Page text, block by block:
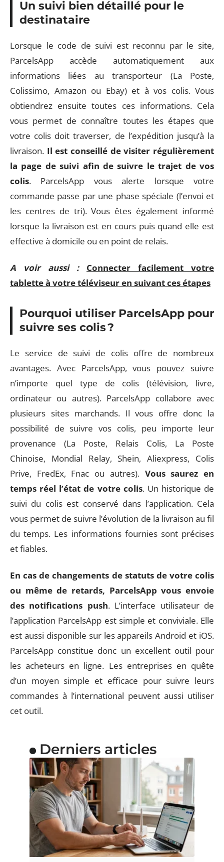
Un suivi bien détaillé pour le
destinataire
Lorsque le code de suivi est reconnu par le site,
ParcelsApp accède automatiquement aux
informations liées au transporteur (La Poste,
Colissimo, Amazon ou Ebay) et à vos colis. Vous
obtiendrez ensuite toutes ces informations. Cela
vous permet de connaître toutes les étapes que
votre colis doit traverser, de l’expédition jusqu’à la
livraison. Il est conseillé de visiter régulièrement
la page de suivi afin de suivre le trajet de vos
colis. ParcelsApp vous alerte lorsque votre
commande passe par une phase spéciale (l’envoi et
les centres de tri). Vous êtes également informé
lorsque la livraison est en cours puis quand elle est
effective à domicile ou en point de relais.
A voir aussi :
Connecter facilement votre
tablette à votre téléviseur en suivant ces étapes
Pourquoi utiliser ParcelsApp pour
suivre ses colis ?
Le service de suivi de colis offre de nombreux
avantages. Avec ParcelsApp, vous pouvez suivre
n’importe quel type de colis (télévision, livre,
ordinateur ou autres). ParcelsApp collabore avec
plusieurs sites marchands. Il vous offre donc la
possibilité de suivre vos colis, peu importe leur
provenance (La Poste, Relais Colis, La Poste
Chinoise, Mondial Relay, Shein, Aliexpress, Colis
Prive, FredEx, Fnac ou autres). Vous saurez en
temps réel l’état de votre colis. Un historique de
suivi du colis est conservé dans l’application. Cela
vous permet de suivre l’évolution de la livraison au fil
du temps. Les informations fournies sont précises
et fiables.
En cas de changements de statuts de votre colis
ou même de retards, ParcelsApp vous envoie
des notifications push. L’interface utilisateur de
l’application ParcelsApp est simple et conviviale. Elle
est aussi disponible sur les appareils Android et iOS.
ParcelsApp constitue donc un excellent outil pour
les acheteurs en ligne. Les entreprises en quête
d’un moyen simple et efficace pour suivre leurs
commandes à l’international peuvent aussi utiliser
cet outil.
Derniers articles